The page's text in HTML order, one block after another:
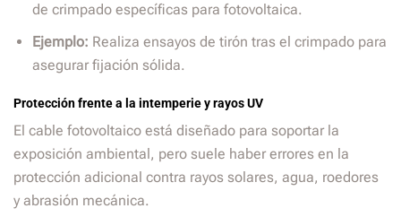
de crimpado específicas para fotovoltaica.
Ejemplo: Realiza ensayos de tirón tras el crimpado para
asegurar fijación sólida.
Protección frente a la intemperie y rayos UV
El cable fotovoltaico está diseñado para soportar la
exposición ambiental, pero suele haber errores en la
protección adicional contra rayos solares, agua, roedores
y abrasión mecánica.